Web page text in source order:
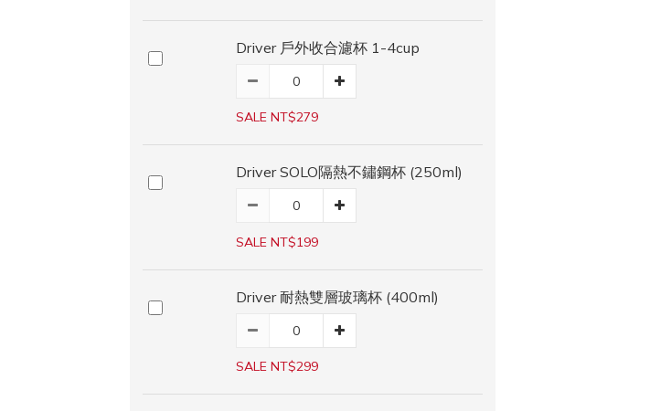
Driver 戶外收合濾杯 1-4cup
SALE NT$279
Driver SOLO隔熱不鏽鋼杯 (250ml)
SALE NT$199
Driver 耐熱雙層玻璃杯 (400ml)
SALE NT$299